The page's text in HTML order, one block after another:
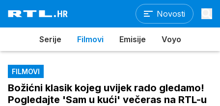
Novosti
Serije Filmovi Emisije Voyo
FILMOVI
Božićni klasik kojeg uvijek rado gledamo!
Pogledajte 'Sam u kući' večeras na RTL-u